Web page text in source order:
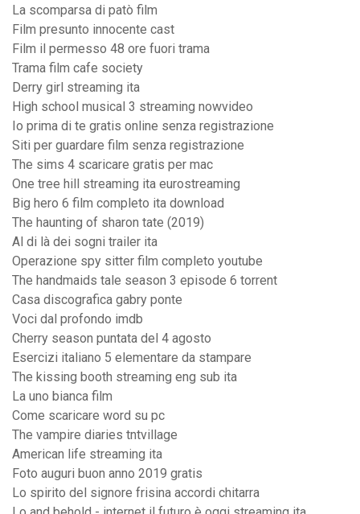
La scomparsa di patò film
Film presunto innocente cast
Film il permesso 48 ore fuori trama
Trama film cafe society
Derry girl streaming ita
High school musical 3 streaming nowvideo
Io prima di te gratis online senza registrazione
Siti per guardare film senza registrazione
The sims 4 scaricare gratis per mac
One tree hill streaming ita eurostreaming
Big hero 6 film completo ita download
The haunting of sharon tate (2019)
Al di là dei sogni trailer ita
Operazione spy sitter film completo youtube
The handmaids tale season 3 episode 6 torrent
Casa discografica gabry ponte
Voci dal profondo imdb
Cherry season puntata del 4 agosto
Esercizi italiano 5 elementare da stampare
The kissing booth streaming eng sub ita
La uno bianca film
Come scaricare word su pc
The vampire diaries tntvillage
American life streaming ita
Foto auguri buon anno 2019 gratis
Lo spirito del signore frisina accordi chitarra